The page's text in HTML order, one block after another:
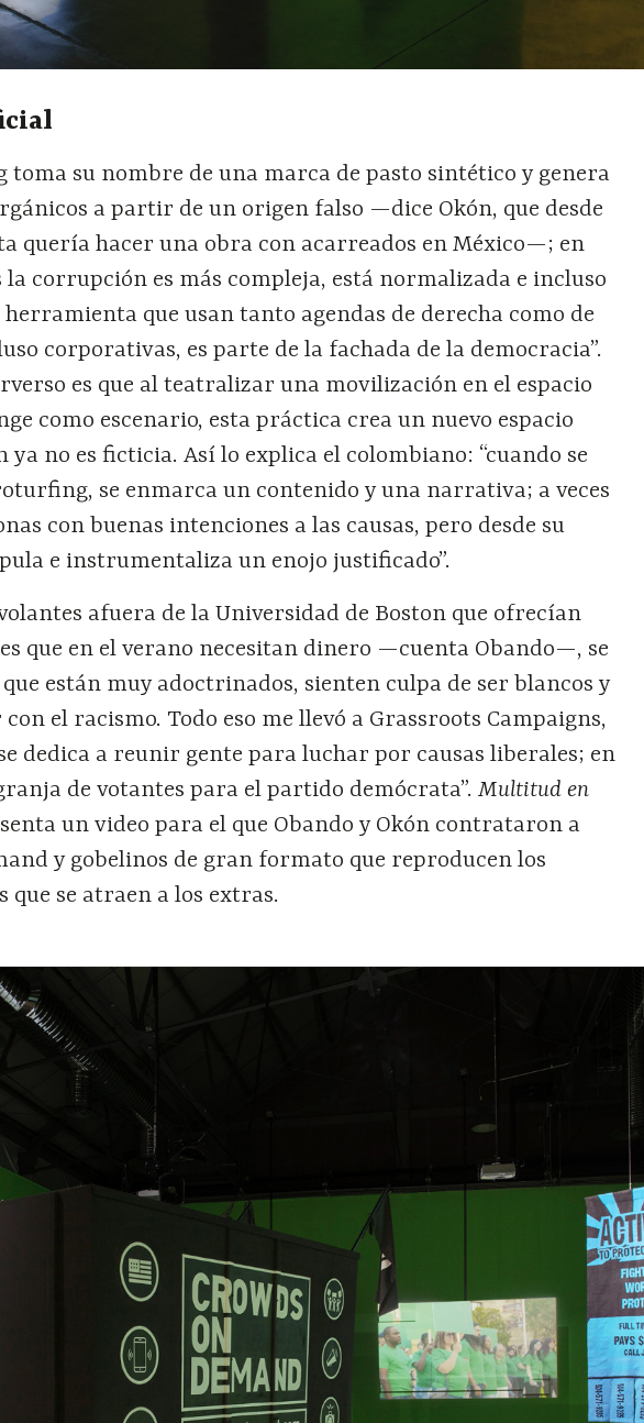
toma su nombre de una marca de pasto sintético y genera
a partir de un origen falso —dice Okón, que desde
quería hacer una obra con acarreados en México—; en
la corrupción es más compleja, está normalizada e incluso
herramienta que usan tanto agendas de derecha como de
corporativas, es parte de la fachada de la democracia”.
es que al teatralizar una movilización en el espacio
como escenario, esta práctica crea un nuevo espacio
ya no es ficticia. Así lo explica el colombiano: “cuando se
se enmarca un contenido y una narrativa; a veces
con buenas intenciones a las causas, pero desde su
e instrumentaliza un enojo justificado”.
afuera de la Universidad de Boston que ofrecían
que en el verano necesitan dinero —cuenta Obando—, se
están muy adoctrinados, sienten culpa de ser blancos y
el racismo. Todo eso me llevó a Grassroots Campaigns,
dedica a reunir gente para luchar por causas liberales; en
de votantes para el partido demócrata”.Multitud en
un video para el que Obando y Okón contrataron a
y gobelinos de gran formato que reproducen los
que se atraen a los extras.